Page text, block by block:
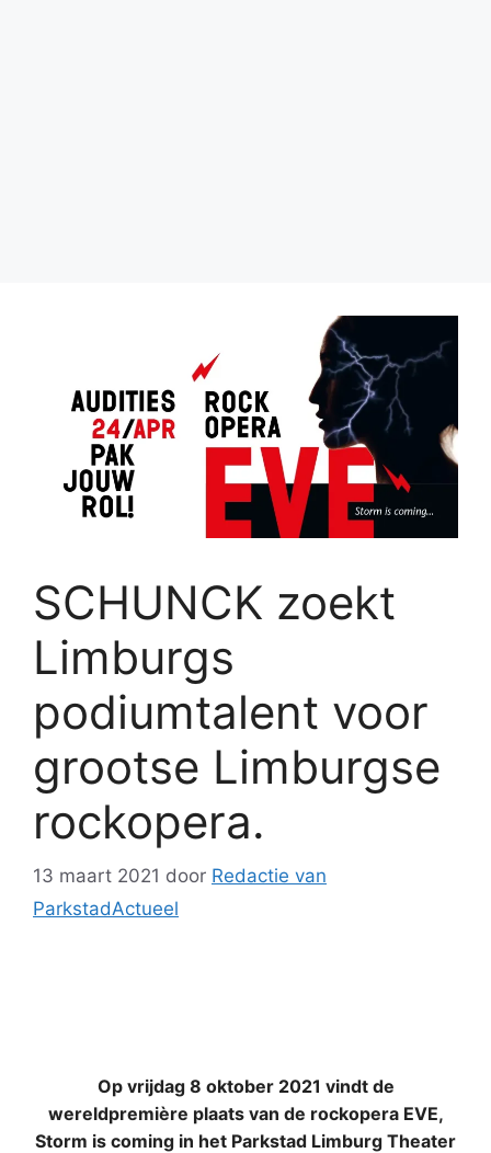
SCHUNCK zoekt
Limburgs
podiumtalent voor
grootse Limburgse
rockopera.
13 maart 2021 door Redactie van
ParkstadActueel
Op vrijdag 8 oktober 2021 vindt de
wereldpremière plaats van de rockopera EVE,
Storm is coming in het Parkstad Limburg Theater